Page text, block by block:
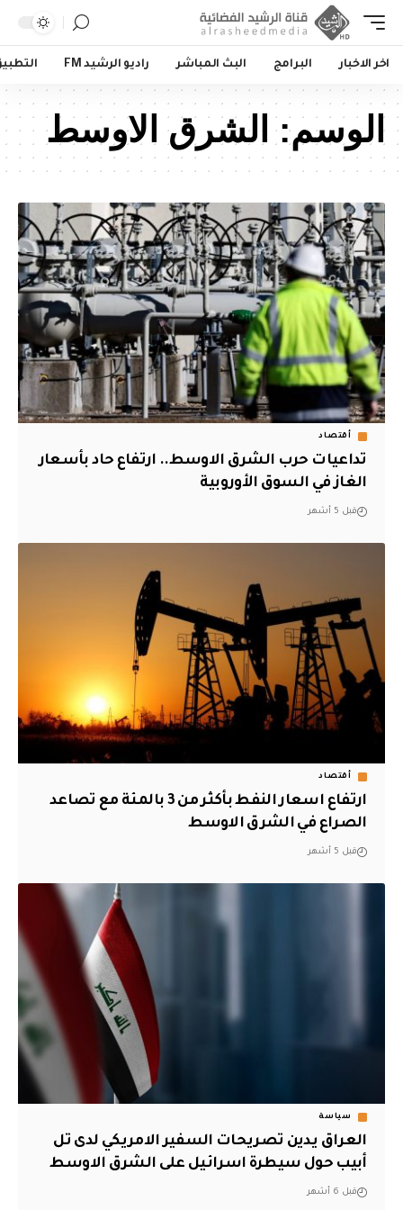
اخر الاخبار البرامج البث المباشر راديو الرشيد FM
الوسم: الشرق الاوسط
أقتصاد
تداعيات حرب الشرق الاوسط.. ارتفاع حاد بأسعار
الغاز في السوق الأوروبية
قبل 5 أشهر
أقتصاد
ارتفاع اسعار النفط بأكثر من 3 بالمئة مع تصاعد
الصراع في الشرق الاوسط
قبل 5 أشهر
سياسة
العراق يدين تصريحات السفير الامريكي لدى تل
أبيب حول سيطرة اسرائيل على الشرق الاوسط
قبل 6 أشهر